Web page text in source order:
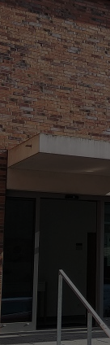
Zweck
Zweck
Name
Anbieter
Laufzeit